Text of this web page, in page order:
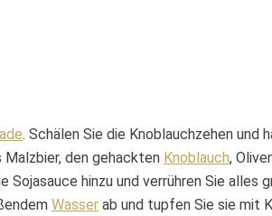
. Schälen Sie die Knoblauchzehen und
Malzbier, den gehackten Knoblauch,
Sojasauce hinzu und verrühren Sie alles
Wasser ab und tupfen Sie sie mit